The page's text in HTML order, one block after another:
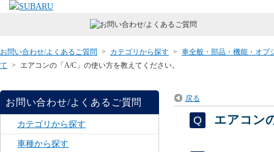
お問い合わせ/よくあるご質問 > カテゴリから探す > 車全般・部品・機能・オプ
て > エアコンの「A/C」の使い方を教えてください。
お問い合わせ/よくあるご質問
カテゴリから探す
車種から探す
戻る
エアコン